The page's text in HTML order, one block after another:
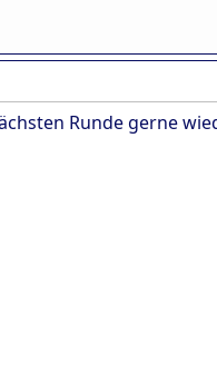
Runde gerne